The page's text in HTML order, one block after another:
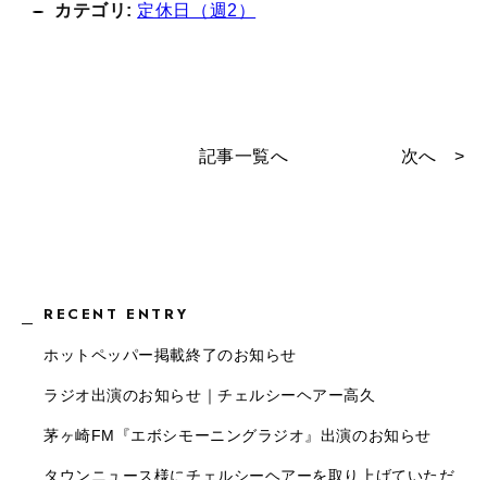
カテゴリ: 定休日（週2）
記事一覧へ 次へ >
RECENT ENTRY
ホットペッパー掲載終了のお知らせ
ラジオ出演のお知らせ｜チェルシーヘアー高久
茅ヶ崎FM『エボシモーニングラジオ』出演のお知らせ
タウンニュース様にチェルシーヘアーを取り上げていただ